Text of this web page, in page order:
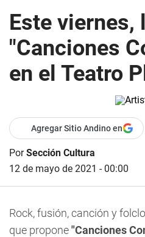
Este viernes,
"Canciones
en el Teatro
Agregar Sitio Andino en
PorSección Cultura
12 de mayo de 2021 - 00:00
Rock, fusión, canción y
que propone"Canciones